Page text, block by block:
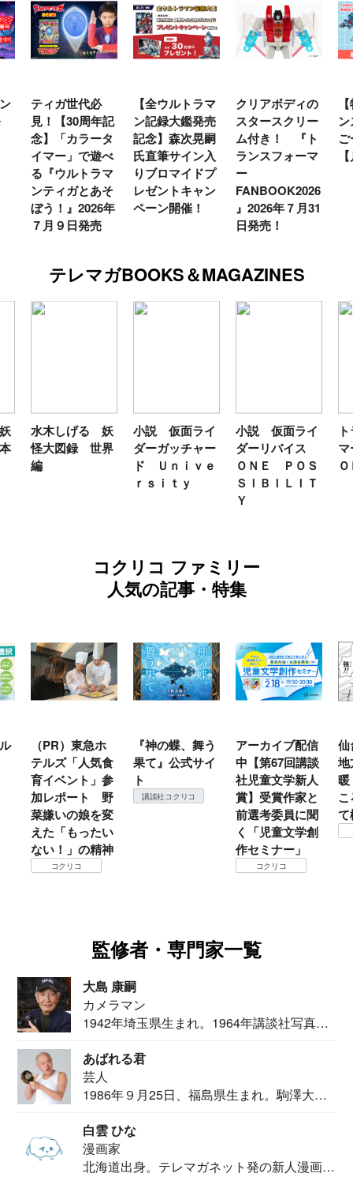
ティガ世代必
見！【30周年記
念】「カラータ
イマー」で遊べ
る『ウルトラマ
ンティガとあそ
ぼう！』2026年
７月９日発売
【全ウルトラマ
ン記録大鑑発売
記念】森次晃嗣
氏直筆サイン入
りブロマイドプ
レゼントキャン
ペーン開催！
クリアボディの
スタースクリー
ム付き！ 『ト
ランスフォーマ
ー
FANBOOK2026
』2026年７月31
日発売！
テレマガBOOKS＆MAGAZINES
水木しげる 妖
怪大図録 世界
編
小説 仮面ライ
ダーガッチャー
ド Ｕｎｉｖｅ
ｒｓｉｔｙ
小説 仮面ライ
ダーリバイス
ＯＮＥ ＰＯＳ
ＳＩＢＩＬＩＴ
Ｙ
コクリコ ファミリー
人気の記事・特集
（PR）東急ホ
テルズ「人気食
育イベント」参
加レポート 野
菜嫌いの娘を変
えた「もったい
ない！」の精神
コクリコ
『神の蝶、舞う
果て』公式サイ
ト
講談社コクリコ
アーカイブ配信
中【第67回講談
社児童文学新人
賞】受賞作家と
前選考委員に聞
く「児童文学創
作セミナー」
コクリコ
仙
地
て
監修者・専門家一覧
大島 康嗣
カメラマン
1942年埼玉県生まれ。1964年講談社写真部
あばれる君
芸人
1986年９月25日、福島県生まれ。駒澤大学
白雲 ひな
漫画家
北海道出身。テレマガネット発の新人漫画